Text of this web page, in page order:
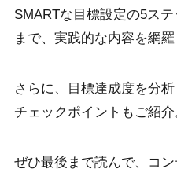
SMARTな目標設定の5ス
まで、実践的な内容を網羅
さらに、目標達成度を分
チェックポイントもご紹介
ぜひ最後まで読んで、コ